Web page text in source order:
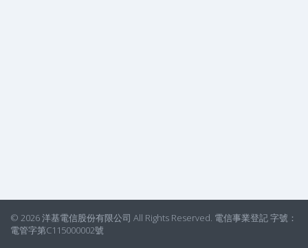
© 2026 洋基電信股份有限公司 All Rights Reserved. 電信事業登記 字號：
電管字第C115000002號